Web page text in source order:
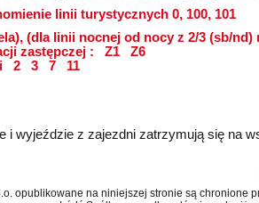
linii turystycznych 0, 100, 101
(dla linii nocnej od nocy z 2/3 (sb/
zastępczej :
Z1
Z6
2 3 7 11
i wyjeździe z zajezdni zatrzymują się na
opublikowane na niniejszej stronie są